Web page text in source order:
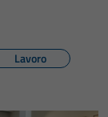
Lavoro